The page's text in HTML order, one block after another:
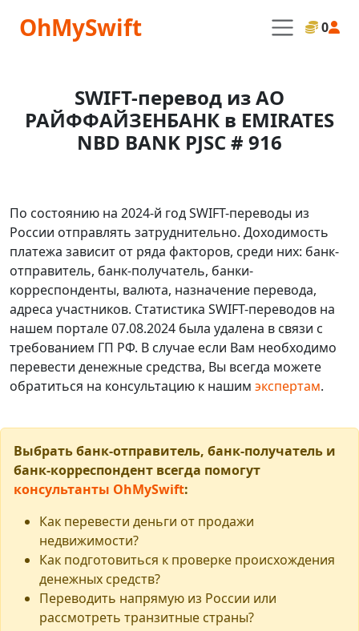
OhMySwift 0
SWIFT-перевод из АО
РАЙФФАЙЗЕНБАНК в EMIRATES
NBD BANK PJSC # 916
По состоянию на 2024-й год SWIFT-переводы из
России отправлять затруднительно. Доходимость
платежа зависит от ряда факторов, среди них: банк-
отправитель, банк-получатель, банки-
корреспонденты, валюта, назначение перевода,
адреса участников. Статистика SWIFT-переводов на
нашем портале 07.08.2024 была удалена в связи с
требованием ГП РФ. В случае если Вам необходимо
перевести денежные средства, Вы всегда можете
обратиться на консультацию к нашим экспертам.
Выбрать банк-отправитель, банк-получатель и
банк-корреспондент всегда помогут
консультанты OhMySwift:
Как перевести деньги от продажи
недвижимости?
Как подготовиться к проверке происхождения
денежных средств?
Переводить напрямую из России или
рассмотреть транзитные страны?